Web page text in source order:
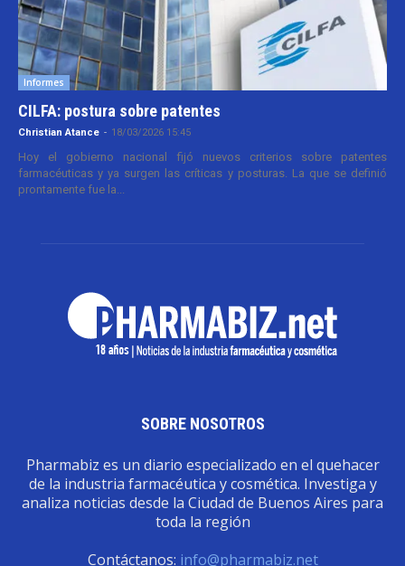
Informes
CILFA: postura sobre patentes
Christian Atance - 18/03/2026 15:45
Hoy el gobierno nacional fijó nuevos criterios sobre patentes
farmacéuticas y ya surgen las críticas y posturas. La que se definió
prontamente fue la...
SOBRE NOSOTROS
Pharmabiz es un diario especializado en el quehacer
de la industria farmacéutica y cosmética. Investiga y
analiza noticias desde la Ciudad de Buenos Aires para
toda la región
Contáctanos: info@pharmabiz.net